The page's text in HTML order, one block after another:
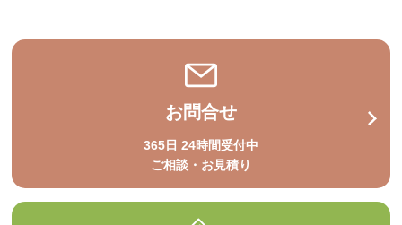
お問合せ
365日 24時間受付中
ご相談・お見積り